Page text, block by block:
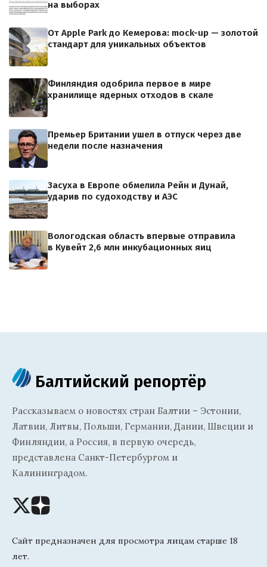
на выборах
От Apple Park до Кемерова: mock-up — золотой
стандарт для уникальных объектов
Финляндия одобрила первое в мире
хранилище ядерных отходов в скале
Премьер Британии ушел в отпуск через две
недели после назначения
Засуха в Европе обмелила Рейн и Дунай,
ударив по судоходству и АЭС
Вологодская область впервые отправила
в Кувейт 2,6 млн инкубационных яиц
Балтийский репортёр
Рассказываем о новостях стран Балтии – Эстонии,
Латвии, Литвы, Польши, Германии, Дании, Швеции и
Финляндии, а Россия, в первую очередь,
представлена Санкт-Петербургом и
Калининградом.
Сайт предназначен для просмотра лицам старше 18
лет.